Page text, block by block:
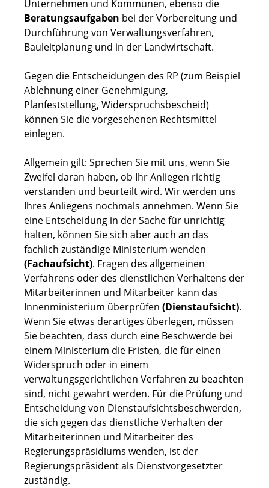
Unternehmen und Kommunen, ebenso die
Beratungsaufgaben bei der Vorbereitung und
Durchführung von Verwaltungsverfahren,
Bauleitplanung und in der Landwirtschaft.
Gegen die Entscheidungen des RP (zum Beispiel
Ablehnung einer Genehmigung,
Planfeststellung, Widerspruchsbescheid)
können Sie die vorgesehenen Rechtsmittel
einlegen.
Allgemein gilt: Sprechen Sie mit uns, wenn Sie
Zweifel daran haben, ob Ihr Anliegen richtig
verstanden und beurteilt wird. Wir werden uns
Ihres Anliegens nochmals annehmen. Wenn Sie
eine Entscheidung in der Sache für unrichtig
halten, können Sie sich aber auch an das
fachlich zuständige Ministerium wenden
(Fachaufsicht). Fragen des allgemeinen
Verfahrens oder des dienstlichen Verhaltens der
Mitarbeiterinnen und Mitarbeiter kann das
Innenministerium überprüfen (Dienstaufsicht).
Wenn Sie etwas derartiges überlegen, müssen
Sie beachten, dass durch eine Beschwerde bei
einem Ministerium die Fristen, die für einen
Widerspruch oder in einem
verwaltungsgerichtlichen Verfahren zu beachten
sind, nicht gewahrt werden. Für die Prüfung und
Entscheidung von Dienstaufsichtsbeschwerden,
die sich gegen das dienstliche Verhalten der
Mitarbeiterinnen und Mitarbeiter des
Regierungspräsidiums wenden, ist der
Regierungspräsident als Dienstvorgesetzter
zuständig.